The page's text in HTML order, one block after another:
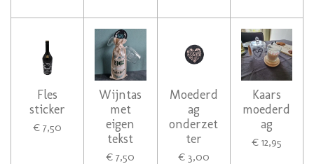
Fles
sticker
€ 7,50
Wijntas
met
eigen
tekst
€ 7,50
Moederd
ag
onderzet
ter
€ 3,00
Kaars
moederd
ag
€ 12,95